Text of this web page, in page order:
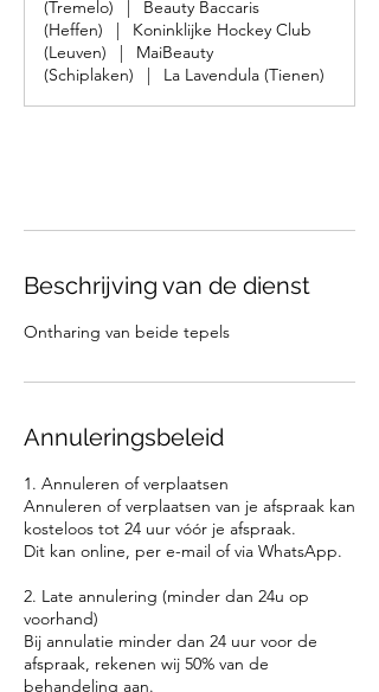
(Tremelo)
|
Beauty Baccaris
(Heffen)
|
Koninklijke Hockey Club
(Leuven)
|
MaiBeauty
(Schiplaken)
| La Lavendula (Tienen)
Beschrijving van de dienst
Ontharing van beide tepels
Annuleringsbeleid
1. Annuleren of verplaatsen
Annuleren of verplaatsen van je afspraak kan
kosteloos tot 24 uur vóór je afspraak.
Dit kan online, per e-mail of via WhatsApp.
2. Late annulering (minder dan 24u op
voorhand)
Bij annulatie minder dan 24 uur voor de
afspraak, rekenen wij 50% van de
behandeling aan.